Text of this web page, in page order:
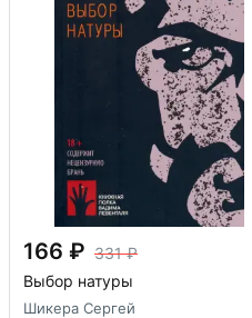
166
331
Выбор натуры
Шикера Сергей